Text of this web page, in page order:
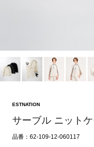
ESTNATION
サーブル ニット
品番：62-109-12-060117